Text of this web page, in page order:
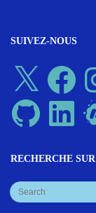
SUIVEZ-NOUS
X Facebook
GitHub LinkedIn
RECHERCHE